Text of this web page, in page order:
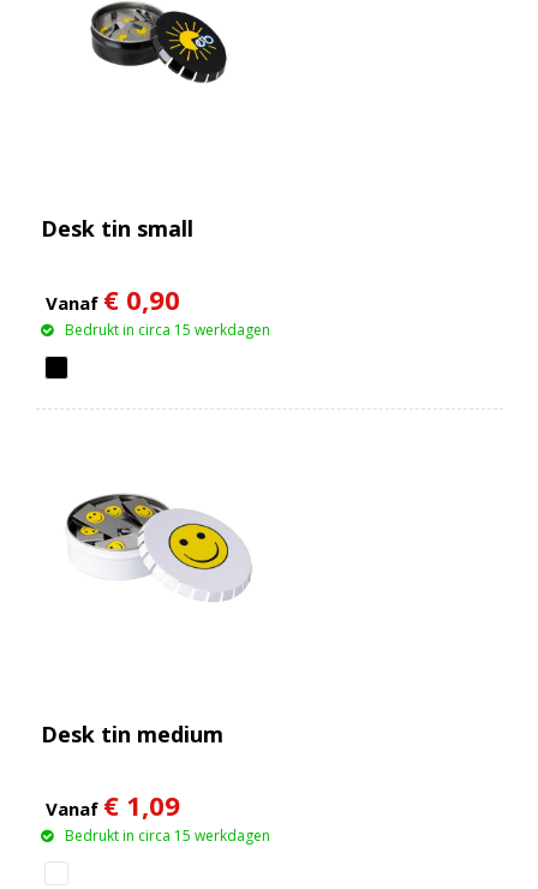
Desk tin small
Vanaf € 0,90
Bedrukt in circa 15 werkdagen
Desk tin medium
Vanaf € 1,09
Bedrukt in circa 15 werkdagen